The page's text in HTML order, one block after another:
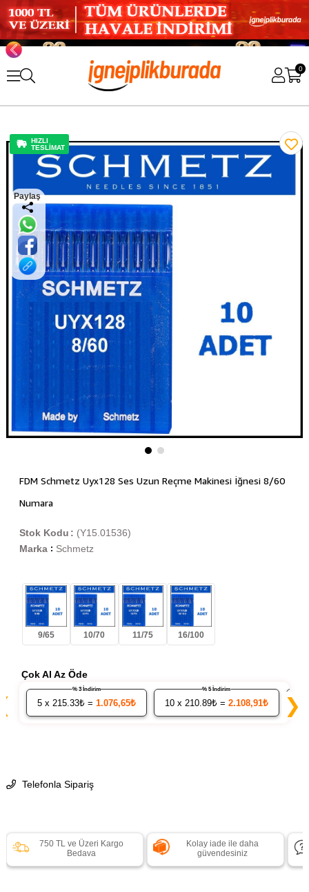
0
HIZLI
TESLİMAT
Paylaş
FDM Schmetz Uyx128 Ses Uzun Reçme Makinesi İğnesi 8/60
Numara
(Y15.01536)
Stok Kodu
Marka : Schmetz
9/65 10/70 11/75 16/100
Çok Al Az Öde
5x 215.33₺ = 1.076,65₺
% 3 İndirim
10x 210.89₺ = 2.108,91₺
% 5 İndirim
20
❯
Telefonla Sipariş
750 TL ve Üzeri Kargo
Bedava
Kolay iade ile daha
güvendesiniz